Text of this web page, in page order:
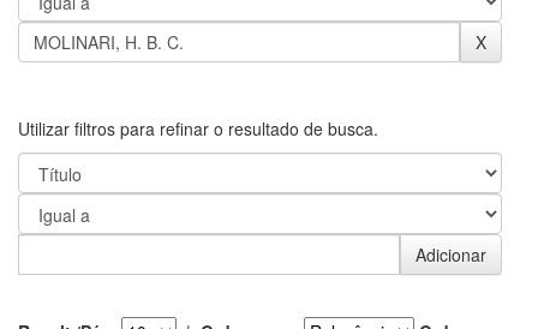
Utilizar filtros para refinar o resultado de busca.